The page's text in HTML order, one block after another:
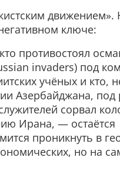
движением».
ключе:
противостоял
invaders) под
учёных и кто,
Азербайджана, под
сорвал
Ирана, — остаётся
проникнуть в
но на